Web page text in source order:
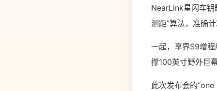
NearLink星闪车钥
测距”算法，准确
一起，享界S9增
撑100英寸野外巨
此次发布会的